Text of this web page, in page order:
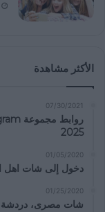
الأكثر مشاهدة
07/30/2021
2025
01/05/2020
دخول إلى شات اهل
01/25/2020
شات مصرى،